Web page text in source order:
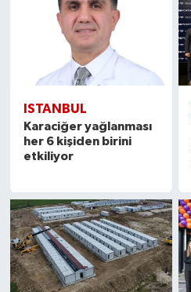
ISTANBUL
Karaciğer yağlanması
her 6 kişiden birini
etkiliyor